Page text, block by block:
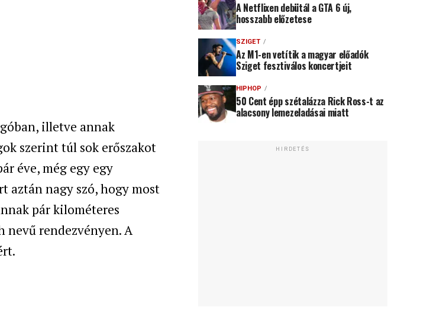
illetve annak
szerint túl sok erőszakot
éve, még egy egy
aztán nagy szó, hogy most
pár kilométeres
nevű rendezvényen. A
A Netflixen debütál a GTA 6 új,
hosszabb előzetese
SZIGET
Az M1-en vetítik a magyar előadók
Sziget fesztiválos koncertjeit
HIPHOP
50 Cent épp szétalázza Rick Ross-t az
alacsony lemezeladásai miatt
HIRDETÉS